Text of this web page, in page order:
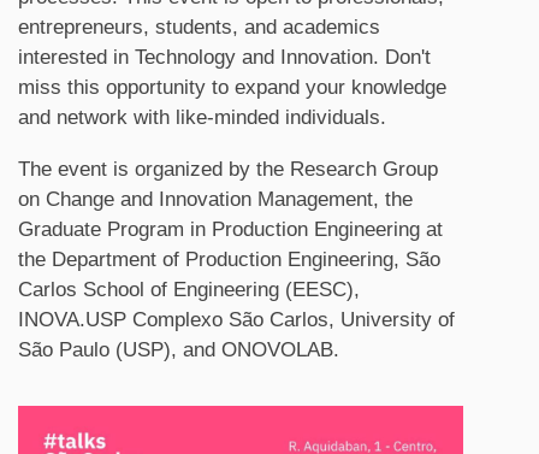
entrepreneurs, students, and academics
interested in Technology and Innovation. Don't
miss this opportunity to expand your knowledge
and network with like-minded individuals.
The event is organized by the Research Group
on Change and Innovation Management, the
Graduate Program in Production Engineering at
the Department of Production Engineering, São
Carlos School of Engineering (EESC),
INOVA.USP Complexo São Carlos, University of
São Paulo (USP), and ONOVOLAB.